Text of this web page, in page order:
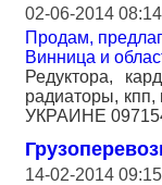
02-06-2014 08:14
Продам,
Винница и
Редуктора,
радиаторы,
УКРАИНЕ
14-02-2014 09:15